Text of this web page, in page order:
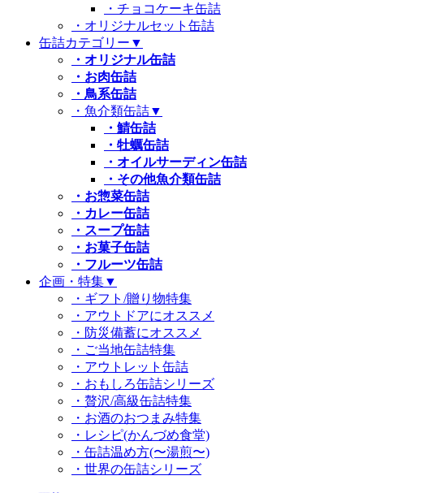
・チョコケーキ缶詰
・オリジナルセット缶詰
缶詰カテゴリー ▼
・オリジナル缶詰
・お肉缶詰
・鳥系缶詰
・魚介類缶詰▼
・鯖缶詰
・牡蠣缶詰
・オイルサーディン缶詰
・その他魚介類缶詰
・お惣菜缶詰
・カレー缶詰
・スープ缶詰
・お菓子缶詰
・フルーツ缶詰
企画・特集▼
・ギフト/贈り物特集
・アウトドアにオススメ
・防災備蓄にオススメ
・ご当地缶詰特集
・アウトレット缶詰
・おもしろ缶詰シリーズ
・贅沢/高級缶詰特集
・お酒のおつまみ特集
・レシピ(かんづめ食堂)
・缶詰温め方(〜湯煎〜)
・世界の缶詰シリーズ